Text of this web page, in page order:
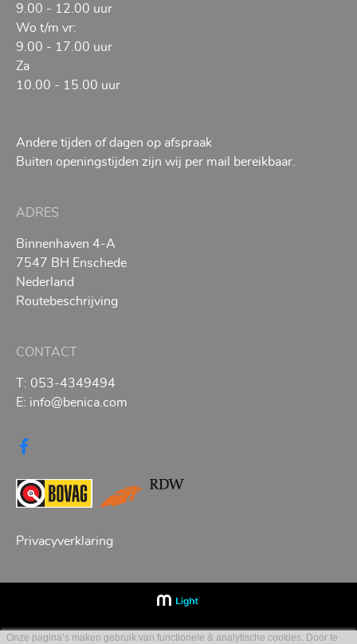
9.00 - 12.00 uur
Wo t/m vr:
9.00 - 17.00 uur
Za
10.00 - 15.00 uur
Andere tijden of dagen op afspraak
Buiten openingstijden zijn wij per mail bereikbaar.
ADRES
Binnenhaven 4-A
7547 BH Enschede
Nederland
Routebeschrijving
CONTACT
T: 053-4349494
E: info@benica.com
Privacyverklaring
Onze pagina’s maken gebruik van functionele & analytische cookies. Door te